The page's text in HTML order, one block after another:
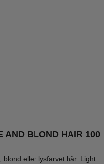
AND BLOND HAIR 100
blond eller lysfarvet hår. Light